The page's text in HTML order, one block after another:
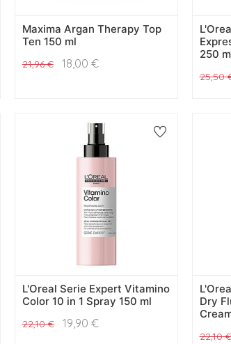
Maxima Argan Therapy Top
Ten 150 ml
21,96€ 18,00 €
250
25,50
L'Oreal Serie Expert Vitamino
Color 10 in 1 Spray 150 ml
22,10€ 19,90 €
Dry
22,10€